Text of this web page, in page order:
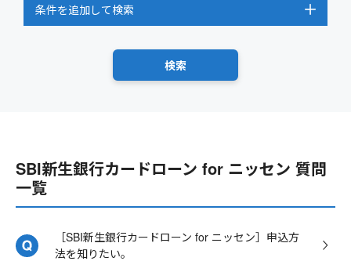
条件を追加して検索
SBI新生銀行カードローン for ニッセン 質問
一覧
［SBI新生銀行カードローン for ニッセン］申込方
法を知りたい。